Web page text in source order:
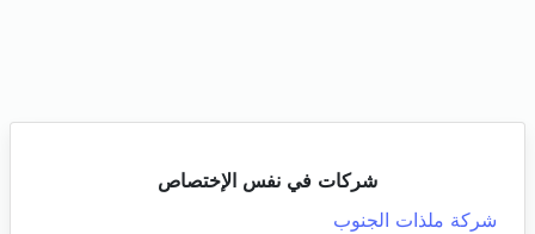
شركات في نفس الإختصاص
شركة ملذات الجنوب